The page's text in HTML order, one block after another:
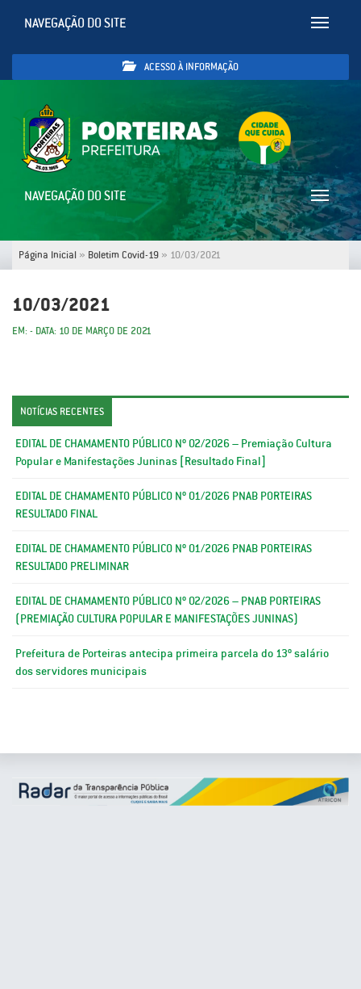
Toggle
NAVEGAÇÃO DO SITE
ACESSO À INFORMAÇÃO
Toggle
NAVEGAÇÃO DO SITE
Página Inicial » Boletim Covid-19 » 10/03/2021
10/03/2021
EM: - DATA: 10 DE MARÇO DE 2021
NOTÍCIAS RECENTES
EDITAL DE CHAMAMENTO PÚBLICO Nº 02/2026 – Premiação Cultura
Popular e Manifestações Juninas [Resultado Final]
EDITAL DE CHAMAMENTO PÚBLICO Nº 01/2026 PNAB PORTEIRAS
RESULTADO FINAL
EDITAL DE CHAMAMENTO PÚBLICO Nº 01/2026 PNAB PORTEIRAS
RESULTADO PRELIMINAR
EDITAL DE CHAMAMENTO PÚBLICO Nº 02/2026 – PNAB PORTEIRAS
(PREMIAÇÃO CULTURA POPULAR E MANIFESTAÇÕES JUNINAS)
Prefeitura de Porteiras antecipa primeira parcela do 13º salário
dos servidores municipais